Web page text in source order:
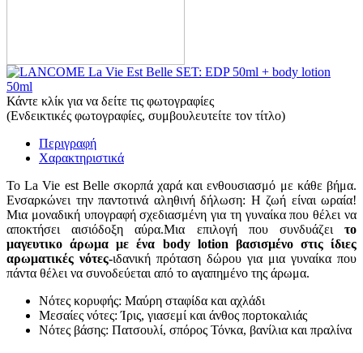
Κάντε κλίκ για να δείτε τις φωτογραφίες
(Ενδεικτικές φωτογραφίες, συμβουλευτείτε τον τίτλο)
Περιγραφή
Χαρακτηριστικά
ΤοLa Vie est Belle σκορπά χαρά και ενθουσιασμό με κάθε βήμα.
Ενσαρκώνει την παντοτινά αληθινή δήλωση: Η ζωή είναι ωραία!
Μια μοναδική υπογραφή σχεδιασμένη για τη γυναίκα που θέλει να
αποκτήσει αισιόδοξη αύρα.Μια επιλογή που συνδυάζει το
μαγευτικο άρωμα με ένα body lotion βασισμένο στις ίδιες
αρωματικές νότες-ιδανική πρόταση δώρου για μια γυναίκα που
πάντα θέλει να συνοδεύεται από το αγαπημένο της άρωμα.
Νότες κορυφής: Μαύρη σταφίδα και αχλάδι
Μεσαίες νότες: Ίρις, γιασεμί και άνθος πορτοκαλιάς
Νότες βάσης: Πατσουλί, σπόρος Τόνκα, βανίλια και πραλίνα